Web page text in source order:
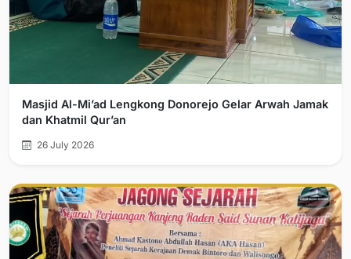
Masjid Al-Mi’ad Lengkong Donorejo Gelar Arwah Jamak
dan Khatmil Qur’an
26 July 2026